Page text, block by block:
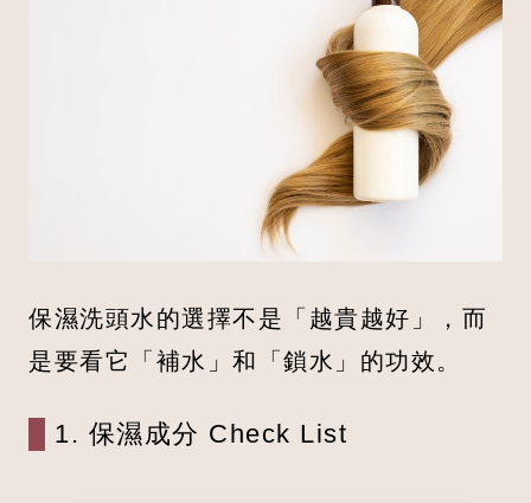
保濕洗頭水的選擇不是「越貴越好」，而
是要看它「補水」和「鎖水」的功效。
1. 保濕成分 Check List